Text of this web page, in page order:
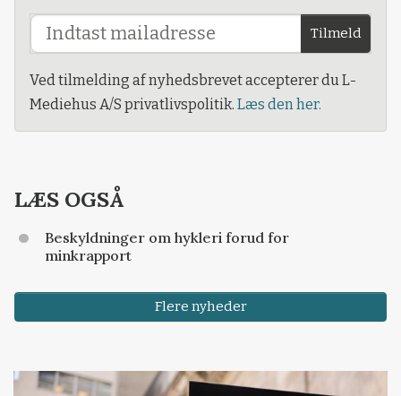
Tilmeld
Ved tilmelding af nyhedsbrevet accepterer du L-
Mediehus A/S privatlivspolitik. Læs den her.
LÆS OGSÅ
Beskyldninger om hykleri forud for
minkrapport
Flere nyheder